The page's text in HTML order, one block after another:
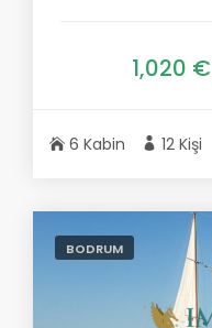
1,020 €
6 Kabin 12 Kişi
BODRUM